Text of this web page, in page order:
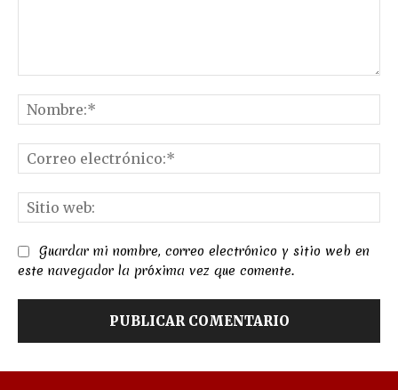
Guardar mi nombre, correo electrónico y sitio web en
este navegador la próxima vez que comente.